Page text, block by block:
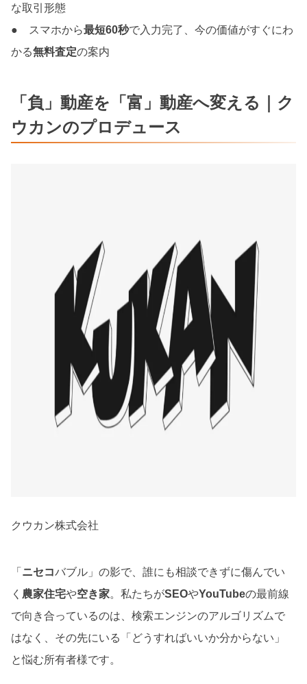
な取引形態
● スマホから最短60秒で入力完了、今の価値がすぐにわ
かる無料査定の案内
「負」動産を「富」動産へ変える｜ク
ウカンのプロデュース
クウカン株式会社
「 ニセコバブル」の影で、誰にも相談できずに傷んでい
く 農家住宅や空き家。私たちがSEOやYouTubeの最前線
で向き合っているのは、検索エンジンのアルゴリズムで
はなく、その先にいる「どうすればいいか分からない」
と悩む所有者様です。